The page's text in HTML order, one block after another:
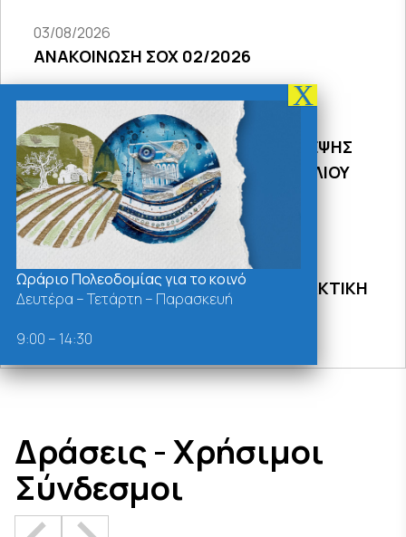
03/08/2026
ΑΝΑΚΟΙΝΩΣΗ ΣΟΧ 02/2026
31/07/2026
ΠΡΟΣΚΛΗΣΗ 18Σ ΜΕΣΩ ΤΗΛΕΔΙΑΣΚΕΨΗΣ
ΣΥΝΕΔΡΙΑΣΗΣ ΔΗΜΟΤΙΚΟΥ ΣΥΜΒΟΥΛΙΟΥ
2026
31/07/2026
ΠΡΟΣΚΛΗΣΗ 27ης ΣΥΝΕΔΡΙΑΣΗΣ ΤΑΚΤΙΚΗ
ΔΙΑ ΖΩΣΗΣ
Δράσεις - Χρήσιμοι
Σύνδεσμοι
Ωράριο Πολεοδομίας για το κοινό
Δευτέρα – Τετάρτη – Παρασκευή
9:00 – 14:30